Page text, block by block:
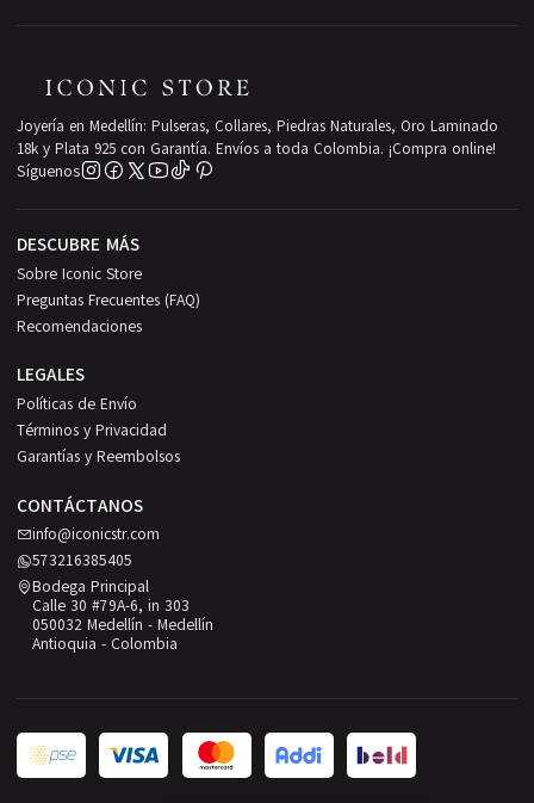
Joyería en Medellín: Pulseras, Collares, Piedras Naturales, Oro Laminado
18k y Plata 925 con Garantía. Envíos a toda Colombia. ¡Compra online!
Síguenos
DESCUBRE MÁS
Sobre Iconic Store
Preguntas Frecuentes (FAQ)
Recomendaciones
LEGALES
Políticas de Envío
Términos y Privacidad
Garantías y Reembolsos
CONTÁCTANOS
info@iconicstr.com
573216385405
Bodega Principal
Calle 30 #79A-6, in 303
050032 Medellín - Medellín
Antioquia - Colombia